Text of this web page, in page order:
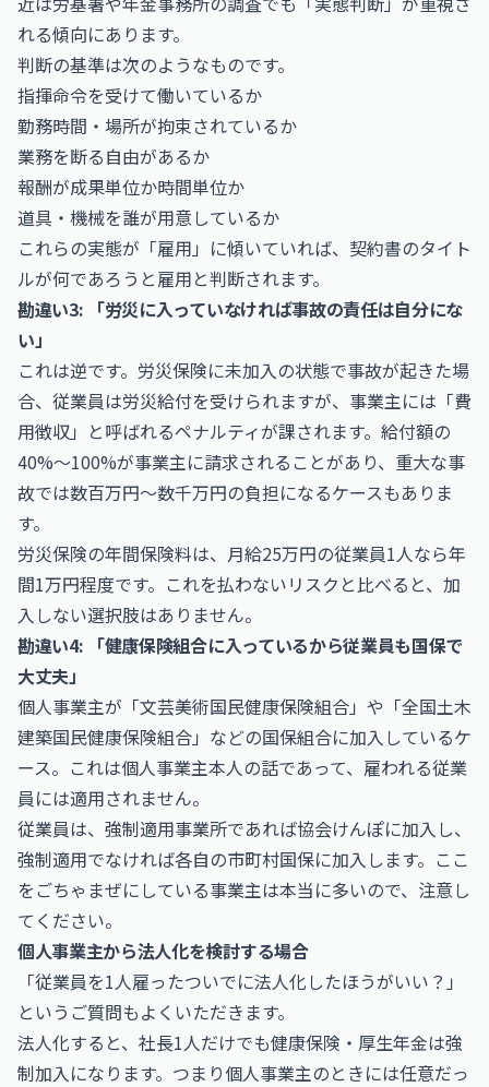
れる傾向にあります。
判断の基準は次のようなものです。
指揮命令を受けて働いているか
勤務時間・場所が拘束されているか
業務を断る自由があるか
報酬が成果単位か時間単位か
道具・機械を誰が用意しているか
これらの実態が「雇用」に傾いていれば、契約書のタイト
ルが何であろうと雇用と判断されます。
勘違い3: 「労災に入っていなければ事故の責任は自分にな
い」
これは逆です。労災保険に未加入の状態で事故が起きた場
合、従業員は労災給付を受けられますが、事業主には「費
用徴収」と呼ばれるペナルティが課されます。給付額の
40%〜100%が事業主に請求されることがあり、重大な事
故では数百万円〜数千万円の負担になるケースもありま
す。
労災保険の年間保険料は、月給25万円の従業員1人なら年
間1万円程度です。これを払わないリスクと比べると、加
入しない選択肢はありません。
勘違い4: 「健康保険組合に入っているから従業員も国保で
大丈夫」
個人事業主が「文芸美術国民健康保険組合」や「全国土木
建築国民健康保険組合」などの国保組合に加入しているケ
ース。これは個人事業主本人の話であって、雇われる従業
員には適用されません。
従業員は、強制適用事業所であれば協会けんぽに加入し、
強制適用でなければ各自の市町村国保に加入します。ここ
をごちゃまぜにしている事業主は本当に多いので、注意し
てください。
個人事業主から法人化を検討する場合
「従業員を1人雇ったついでに法人化したほうがいい？」
というご質問もよくいただきます。
法人化すると、社長1人だけでも健康保険・厚生年金は強
制加入になります。つまり個人事業主のときには任意だっ